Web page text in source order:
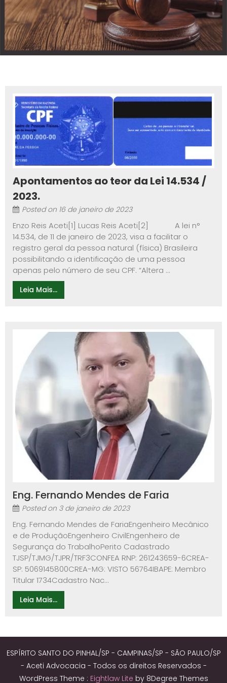
Apontamentos ao teor da Lei 14.534 /
2023.
Posted on 16 de janeiro de 2023
Enzo Reis Aceti[1] Lucas Reis Aceti[2] A lei n°
14.534, de 11 de janeiro de 2023, visa a facilitar o
registro geral da pessoa natural (física) Brasileira
possibilitando a identificação de uma pessoa
apenas pelo número de seu CPF. “Altera ...
Leia Mais...
Eng. Fernando Mendes de Faria
Posted on 3 de janeiro de 2023
Eng. Fernando Mendes de FariaEngenheiro Mecânico
e de ProduçãoEngenheiro CivilEngenheiro de
Segurança do TrabalhoPerito Cadastrado
TJSP/TJMG/TJPR/TRF3CONFEA RNP: 261243659-6CREA-
SP: 5069145800CREA-MG: VISTO 56764IBAPE: Membro
Titular 1734Cadastro Nac...
Leia Mais...
ESPÍRITO SANTO DO PINHAL/SP - CAMPINAS/SP - SÃO PAULO/SP
- Aceti Advocacia - Todos os direitos Reservados -
WordPress Theme : Eightlaw Lite by 8Degree Themes